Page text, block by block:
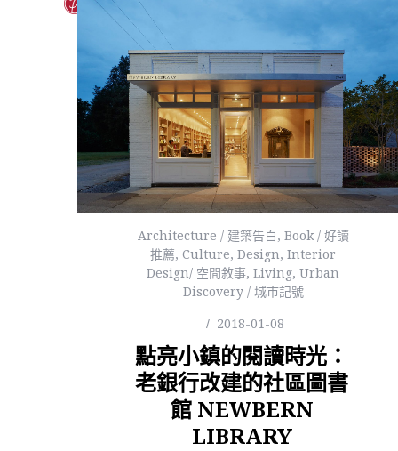
Architecture / 建築告白, Book / 好讀
推薦, Culture, Design, Interior
Design/ 空間敘事, Living, Urban
Discovery / 城市記號
2018-01-08
點亮小鎮的閱讀時光：
老銀行改建的社區圖書
館 NEWBERN
LIBRARY